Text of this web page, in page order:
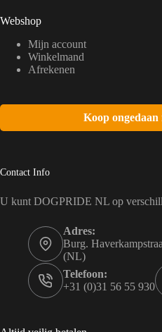
Webshop
Mijn account
Winkelmand
Afrekenen
Koop ongedaan
Contact Info
U kunt DOGPRIDE NL op
Adres:
Burg.
(NL)
Telefoon:
+31 (0)31 56 55 930